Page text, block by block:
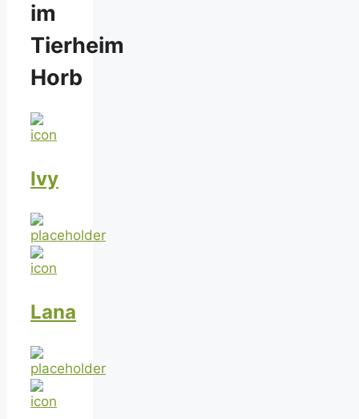
im
Tierheim
Horb
Ivy
Lana